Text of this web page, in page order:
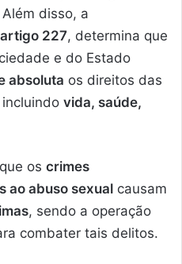
disso, a
artigo 227, determina que
e do Estado
absoluta os direitos das
vida, saúde,
os crimes
ao abuso sexual causam
, sendo a operação
combater tais delitos.